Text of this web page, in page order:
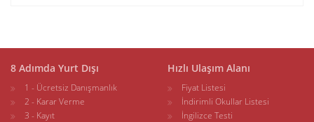
8 Adımda Yurt Dışı
1 - Ücretsiz Danışmanlık
2 - Karar Verme
3 - Kayıt
Hızlı Ulaşım Alanı
Fiyat Listesi
İndirimli Okullar Listesi
İngilizce Testi